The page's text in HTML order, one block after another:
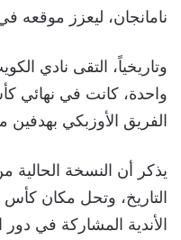
نامانجان، ليعزز موقعه
وتاريخياً، التقى نادي
الفريق الأوزبكي
يذكر أن النسخة الحالية
التاريخ، وتحل مكان